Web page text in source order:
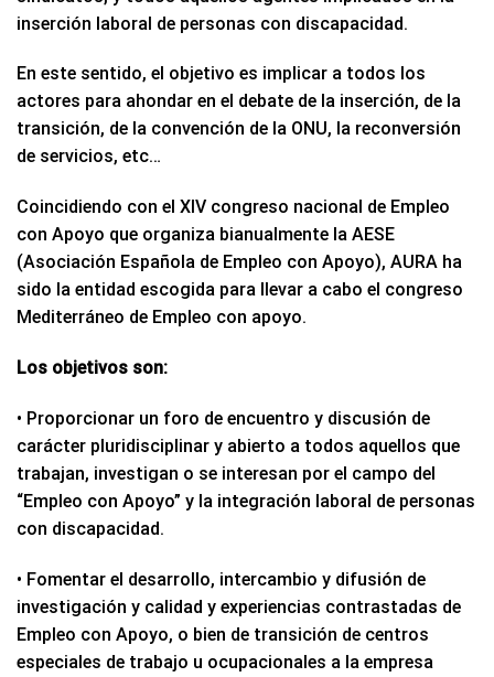
inserción laboral de personas con discapacidad.
En este sentido, el objetivo es implicar a todos los
actores para ahondar en el debate de la inserción, de la
transición, de la convención de la ONU, la reconversión
de servicios, etc…
Coincidiendo con el XIV congreso nacional de Empleo
con Apoyo que organiza bianualmente la AESE
(Asociación Española de Empleo con Apoyo), AURA ha
sido la entidad escogida para llevar a cabo el congreso
Mediterráneo de Empleo con apoyo.
Los objetivos son:
• Proporcionar un foro de encuentro y discusión de
carácter pluridisciplinar y abierto a todos aquellos que
trabajan, investigan o se interesan por el campo del
“Empleo con Apoyo” y la integración laboral de personas
con discapacidad.
• Fomentar el desarrollo, intercambio y difusión de
investigación y calidad y experiencias contrastadas de
Empleo con Apoyo, o bien de transición de centros
especiales de trabajo u ocupacionales a la empresa